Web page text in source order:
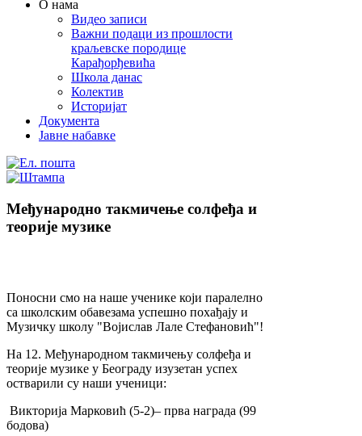
O нама
Видео записи
Важни подаци из прошлости
краљевске породице
Карађорђевића
Школа данас
Колектив
Историјат
Документа
Јавне набавке
Међународно такмичењe солфеђа и
теорије музике
Поносни смо на наше ученике који паралелно
са школским обавезама успешно похађају и
Музичку школу "Војислав Лале Стефановић"!
На 12. Међународном такмичењу солфеђа и
теорије музике у Београду изузетан успех
остварили су наши ученици:
Викторија Марковић (5-2)– прва награда (99
бодова)